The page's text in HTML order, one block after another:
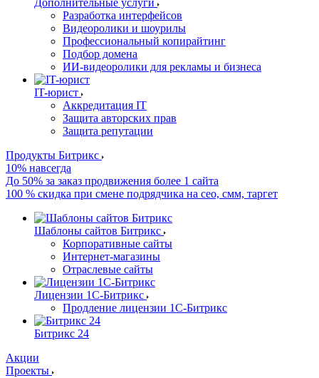
Дополнительные услуги
Разработка интерфейсов
Видеоролики и шоурилы
Профессиональный копирайтинг
Подбор домена
ИИ-видеоролики для рекламы и бизнеса
IT-юрист
Аккредитация IT
Защита авторских прав
Защита репутации
Продукты Битрикс
10% навсегда
До 50% за заказ продвижения более 1 сайта
100 % скидка при смене подрядчика на сео, смм, таргет
Шаблоны сайтов Битрикс
Корпоративные сайты
Интернет-магазины
Отраслевые сайты
Лицензии 1С-Битрикс
Продление лицензии 1С-Битрикс
Битрикс 24
Акции
Проекты